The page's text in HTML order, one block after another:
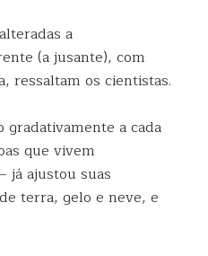
a
(a jusante), com
ressaltam os cientistas.
a cada
que vivem
já ajustou suas
terra, gelo e neve, e